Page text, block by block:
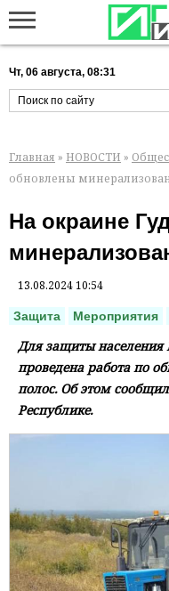
Чт, 06 августа, 08:31
Главная » НОВОСТИ »
обновлены
На окраине
13.08.2024 10:54
Защита Мероприятия
Для защиты населения
проведена работа по
полос. Об этом
Республике.